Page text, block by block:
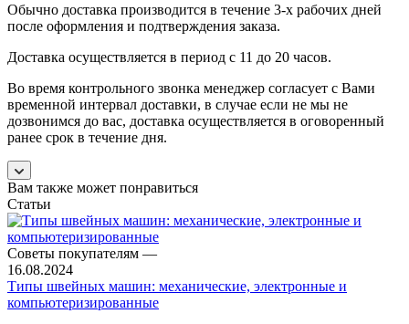
Обычно доставка производится в течение 3-х рабочих дней
после оформления и подтверждения заказа.
Доставка осуществляется в период с 11 до 20 часов.
Во время контрольного звонка менеджер согласует с Вами
временной интервал доставки, в случае если не мы не
дозвонимся до вас, доставка осуществляется в оговоренный
ранее срок в течение дня.
Вам также может понравиться
Статьи
Советы покупателям —
16.08.2024
Типы швейных машин: механические, электронные и
компьютеризированные